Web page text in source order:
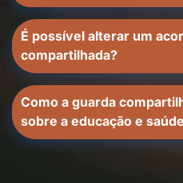
É possível alterar um
compartilhada?
Como a guarda
sobre a educação e